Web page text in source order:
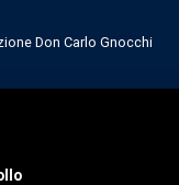
Don Carlo Gnocchi